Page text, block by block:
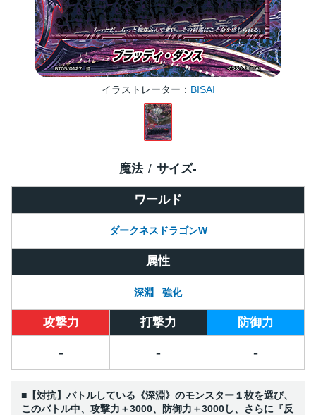
イラストレーター BISAI
ワールド
ダークネスドラゴンW
魔法 サイズ-
属性
深淵 強化
攻撃力 打撃力 防御力
- - -
■【対抗】バトルしている《深淵》のモンスター１枚を選び、
このバトル中、攻撃力＋3000、防御力＋3000し、さらに『反